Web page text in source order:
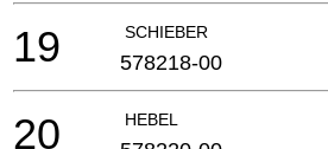
SCHIEBER
19 578218-00
HEBEL
20